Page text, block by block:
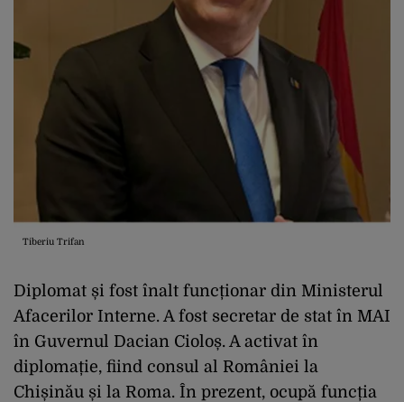
Tiberiu Trifan
Diplomat și fost înalt funcționar din Ministerul
Afacerilor Interne. A fost secretar de stat în MAI
în Guvernul Dacian Cioloș. A activat în
diplomație, fiind consul al României la
Chișinău și la Roma. În prezent, ocupă funcția